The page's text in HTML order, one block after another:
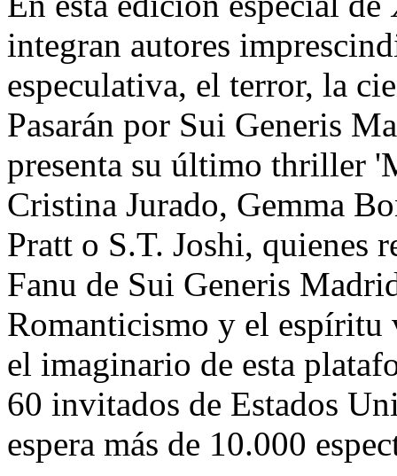
integran autores
especulativa, el terror, la
Pasarán por Sui Generis
presenta su último thriller
Cristina Jurado, Gemma
Pratt o S.T. Joshi, quienes
Fanu de Sui Generis
Romanticismo y el espíritu
el imaginario de esta
60 invitados de Estados
espera más de 10.000